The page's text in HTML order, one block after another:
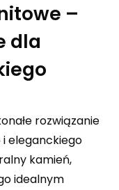
–
dla
rozwiązanie
eleganckiego
kamień,
idealnym